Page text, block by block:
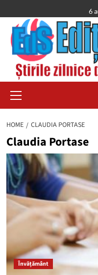
to
content
6
Menu
HOME CLAUDIA PORTASE
Claudia Portase
Învățământ